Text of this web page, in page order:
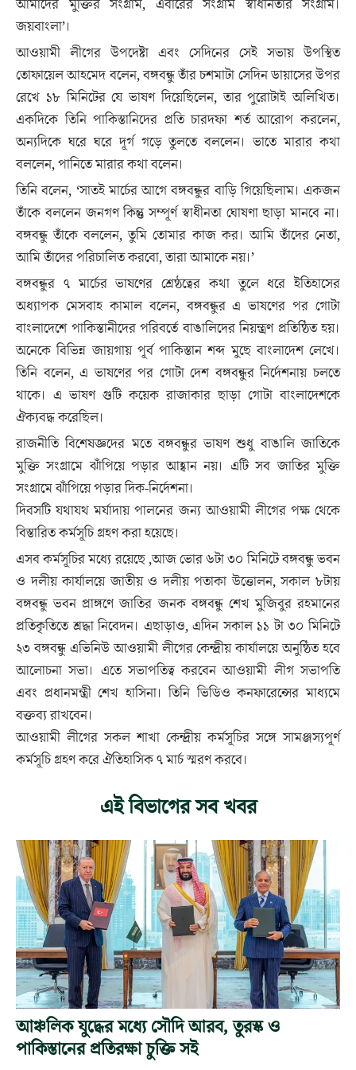
আমাদের মুক্তির সংগ্রাম, এবারের সংগ্রাম স্বাধীনতার সংগ্রাম।
জয়বাংলা’।
আওয়ামী লীগের উপদেষ্টা এবং সেদিনের সেই সভায় উপস্থিত
তোফায়েল আহমেদ বলেন, বঙ্গবন্ধু তাঁর চশমাটা সেদিন ডায়াসের উপর
রেখে ১৮ মিনিটের যে ভাষণ দিয়েছিলেন, তার পুরোটাই অলিখিত।
একদিকে তিনি পাকিস্তানিদের প্রতি চারদফা শর্ত আরোপ করলেন,
অন্যদিকে ঘরে ঘরে দূর্গ গড়ে তুলতে বললেন। ভাতে মারার কথা
বললেন, পানিতে মারার কথা বলেন।
তিনি বলেন, ‘সাতই মার্চের আগে বঙ্গবন্ধুর বাড়ি গিয়েছিলাম। একজন
তাঁকে বললেন জনগণ কিন্তু সম্পূর্ণ স্বাধীনতা ঘোষণা ছাড়া মানবে না।
বঙ্গবন্ধু তাঁকে বললেন, তুমি তোমার কাজ কর। আমি তাঁদের নেতা,
আমি তাঁদের পরিচালিত করবো, তারা আমাকে নয়।’
বঙ্গবন্ধুর ৭ মার্চের ভাষণের শ্রেষ্ঠত্বের কথা তুলে ধরে ইতিহাসের
অধ্যাপক মেসবাহ কামাল বলেন, বঙ্গবন্ধুর এ ভাষণের পর গোটা
বাংলাদেশে পাকিস্তানীদের পরিবর্তে বাঙালিদের নিয়ন্ত্রণ প্রতিষ্ঠিত হয়।
অনেকে বিভিন্ন জায়গায় পূর্ব পাকিস্তান শব্দ মুছে বাংলাদেশ লেখে।
তিনি বলেন, এ ভাষণের পর গোটা দেশ বঙ্গবন্ধুর নির্দেশনায় চলতে
থাকে। এ ভাষণ গুটি কয়েক রাজাকার ছাড়া গোটা বাংলাদেশকে
ঐক্যবদ্ধ করেছিল।
রাজনীতি বিশেষজ্ঞদের মতে বঙ্গবন্ধুর ভাষণ শুধু বাঙালি জাতিকে
মুক্তি সংগ্রামে ঝাঁপিয়ে পড়ার আহ্বান নয়। এটি সব জাতির মুক্তি
সংগ্রামে ঝাঁপিয়ে পড়ার দিক-নির্দেশনা।
দিবসটি যথাযথ মর্যাদায় পালনের জন্য আওয়ামী লীগের পক্ষ থেকে
বিস্তারিত কর্মসূচি গ্রহণ করা হয়েছে।
এসব কর্মসূচির মধ্যে রয়েছে ,আজ ভোর ৬টা ৩০ মিনিটে বঙ্গবন্ধু ভবন
ও দলীয় কার্যালয়ে জাতীয় ও দলীয় পতাকা উত্তোলন, সকাল ৮টায়
বঙ্গবন্ধু ভবন প্রাঙ্গণে জাতির জনক বঙ্গবন্ধু শেখ মুজিবুর রহমানের
প্রতিকৃতিতে শ্রদ্ধা নিবেদন। এছাড়াও, এদিন সকাল ১১ টা ৩০ মিনিটে
২৩ বঙ্গবন্ধু এভিনিউ আওয়ামী লীগের কেন্দ্রীয় কার্যালয়ে অনুষ্ঠিত হবে
আলোচনা সভা। এতে সভাপতিত্ব করবেন আওয়ামী লীগ সভাপতি
এবং প্রধানমন্ত্রী শেখ হাসিনা। তিনি ভিডিও কনফারেন্সের মাধ্যমে
বক্তব্য রাখবেন।
আওয়ামী লীগের সকল শাখা কেন্দ্রীয় কর্মসূচির সঙ্গে সামঞ্জস্যপূর্ণ
কর্মসূচি গ্রহণ করে ঐতিহাসিক ৭ মার্চ স্মরণ করবে।
এই বিভাগের সব খবর
আঞ্চলিক যুদ্ধের মধ্যে সৌদি আরব, তুরস্ক ও
পাকিস্তানের প্রতিরক্ষা চুক্তি সই